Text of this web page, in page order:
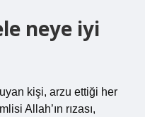
neye iyi
kişi, arzu ettiği her
Allah’ın rızası,